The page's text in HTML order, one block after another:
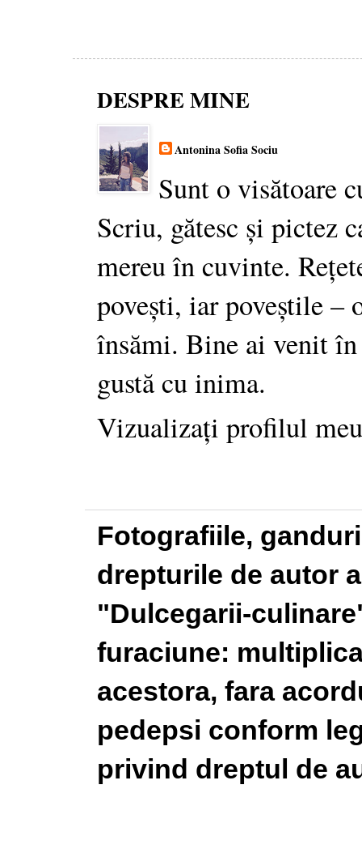
DESPRE MINE
Antonina Sofia Sociu
Sunt o visătoare
Scriu, gătesc și pictez
mereu în cuvinte.
povești, iar poveștile –
însămi. Bine ai venit
gustă cu inima.
Vizualizați profilul
Fotografiile,
drepturile de autor
"Dulcegarii-
furaciune:
acestora, fara
pedepsi conform
privind dreptul de